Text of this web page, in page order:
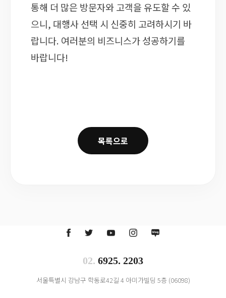
통해 더 많은 방문자와 고객을 유도할 수 있
으니, 대행사 선택 시 신중히 고려하시기 바
랍니다. 여러분의 비즈니스가 성공하기를
바랍니다!
목록으로
02. 6925. 2203
서울특별시 강남구 학동로42길 4 아미가빌딩 5층 (06098)